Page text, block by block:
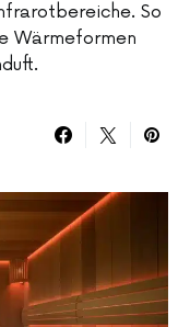
So
Wärmeformen